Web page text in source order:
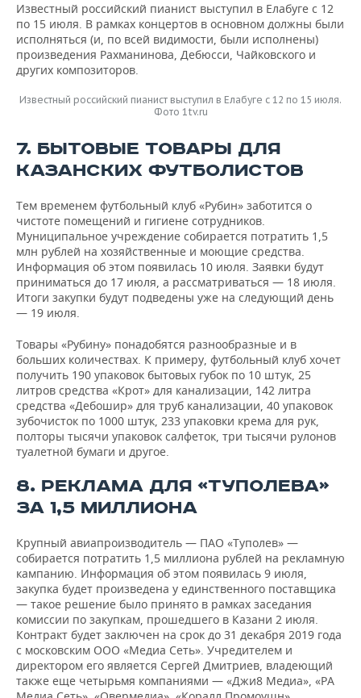
Известный российский пианист выступил в Елабуге с 12
по 15 июля. В рамках концертов в основном должны были
исполняться (и, по всей видимости, были исполнены)
произведения Рахманинова, Дебюсси, Чайковского и
других композиторов.
Известный российский пианист выступил в Елабуге с 12 по 15 июля.
Фото 1tv.ru
7. БЫТОВЫЕ ТОВАРЫ ДЛЯ
КАЗАНСКИХ ФУТБОЛИСТОВ
Тем временем футбольный клуб «Рубин» заботится о
чистоте помещений и гигиене сотрудников.
Муниципальное учреждение собирается потратить 1,5
млн рублей на хозяйственные и моющие средства.
Информация об этом появилась 10 июля. Заявки будут
приниматься до 17 июля, а рассматриваться — 18 июля.
Итоги закупки будут подведены уже на следующий день
— 19 июля.
Товары «Рубину» понадобятся разнообразные и в
больших количествах. К примеру, футбольный клуб хочет
получить 190 упаковок бытовых губок по 10 штук, 25
литров средства «Крот» для канализации, 142 литра
средства «Дебошир» для труб канализации, 40 упаковок
зубочисток по 1000 штук, 233 упаковки крема для рук,
полторы тысячи упаковок салфеток, три тысячи рулонов
туалетной бумаги и другое.
8. РЕКЛАМА ДЛЯ «ТУПОЛЕВА»
ЗА 1,5 МИЛЛИОНА
Крупный авиапроизводитель — ПАО «Туполев» —
собирается потратить 1,5 миллиона рублей на рекламную
кампанию. Информация об этом появилась 9 июля,
закупка будет произведена у единственного поставщика
— такое решение было принято в рамках заседания
комиссии по закупкам, прошедшего в Казани 2 июля.
Контракт будет заключен на срок до 31 декабря 2019 года
с московским ООО «Медиа Сеть». Учредителем и
директором его является Сергей Дмитриев, владеющий
также еще четырьмя компаниями — «Джи8 Медиа», «РА